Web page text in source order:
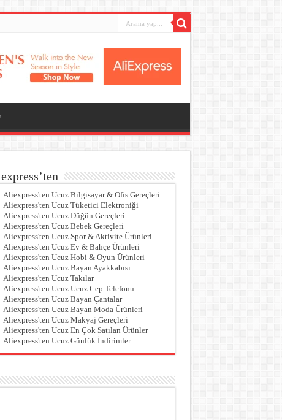
Aliexpress'ten Ucuz Bilgisayar & Ofis Gereçleri
Aliexpress'ten Ucuz Tüketici Elektroniği
Aliexpress'ten Ucuz Düğün Gereçleri
Aliexpress'ten Ucuz Bebek Gereçleri
Aliexpress'ten Ucuz Spor & Aktivite Ürünleri
Aliexpress'ten Ucuz Ev & Bahçe Ürünleri
Aliexpress'ten Ucuz Hobi & Oyun Ürünleri
Aliexpress'ten Ucuz Bayan Ayakkabısı
Aliexpress'ten Ucuz Takılar
Aliexpress'ten Ucuz Ucuz Cep Telefonu
Aliexpress'ten Ucuz Bayan Çantalar
Aliexpress'ten Ucuz Bayan Moda Ürünleri
Aliexpress'ten Ucuz Makyaj Gereçleri
Aliexpress'ten Ucuz En Çok Satılan Ürünler
Aliexpress'ten Ucuz Günlük İndirimler